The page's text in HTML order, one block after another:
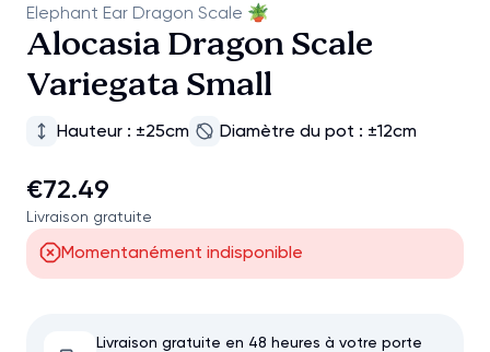
Elephant Ear Dragon Scale 🪴
Alocasia Dragon Scale
Variegata Small
Hauteur : ±25cm Diamètre du pot : ±12cm
€72.49
Livraison gratuite
Momentanément indisponible
Livraison gratuite en 48 heures à votre porte